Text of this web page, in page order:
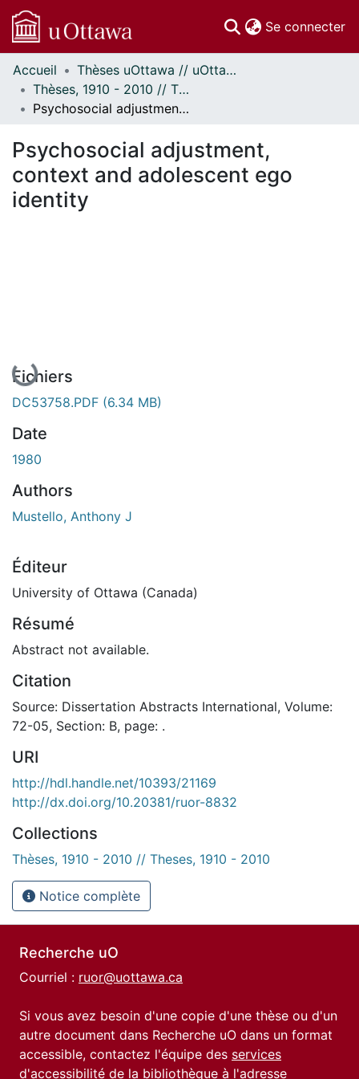
Se connecter
Communautés
et collections
Parcourir
À propos
Accueil
Thèses uOttawa // uOttawa Theses
Thèses, 1910 - 2010 // Theses, 1910 - 2010
Psychosocial adjustment, context and adolescent ego identity
Psychosocial adjustment,
context and adolescent ego
identity
Fichiers
DC53758.PDF (6.34 MB)
Date
1980
Authors
Mustello, Anthony J
Éditeur
University of Ottawa (Canada)
Résumé
Abstract not available.
Citation
Source: Dissertation Abstracts International, Volume:
72-05, Section: B, page: .
URI
http://hdl.handle.net/10393/21169
http://dx.doi.org/10.20381/ruor-8832
Collections
Thèses, 1910 - 2010 // Theses, 1910 - 2010
Notice complète
Recherche uO
Courriel : ruor@uottawa.ca
Si vous avez besoin d'une copie d'une thèse ou d'un
autre document dans Recherche uO dans un format
accessible, contactez l'équipe des services
d'accessibilité de la bibliothèque à l'adresse